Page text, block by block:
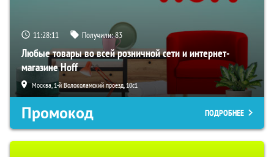
11:28:10 Получили:83
Любые товары во всей розничной сети и интернет-
магазине Hoff
Москва, 1-й Волоколамский проезд, 10с1
Промокод ПОДРОБНЕЕ